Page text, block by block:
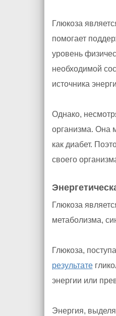
Глюкоза
помогает
уровень
необходимой
источника
Однако,
организма. Она
как диабет.
своего
Глюкоза
метаболизма,
Глюкоза,
результате
энергии или
Энергия,